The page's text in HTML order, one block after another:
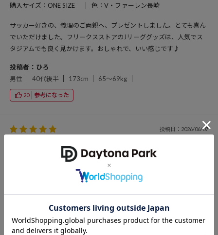
購入サイズ：ONE SIZE 色：V・ファーレン長崎
サッカー好きの、義理のご両親へ、プレゼントしました。とても喜ん
でいただけました。フリークスストアのJリーググッズは、人気でス
タジアムでも良く見かけます。おしゃれで、いい感じです♪
投稿者：ひろ
男性
40代後半 173cm 65～69kg
20 参考になった
投稿日：2026/06/07
購入サイズ：ONE SIZE
ランニングキャップのような、ぱっと見シンプルな帽子。実は軽量か
つ通気性も考えられており、ネックシェードやあごひも付き。シェー
投稿者：GoGo
女性